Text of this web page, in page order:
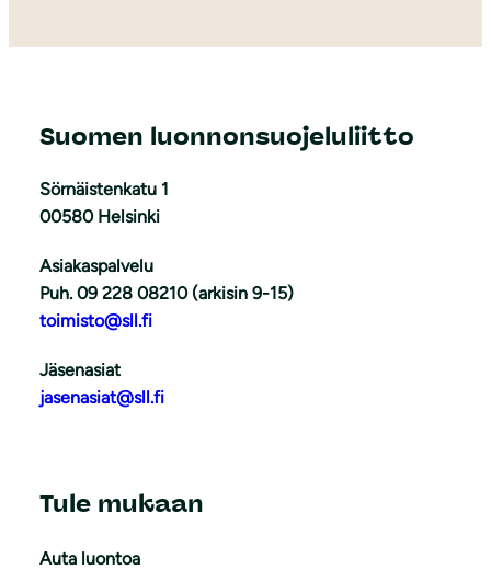
Suomen luonnonsuojeluliitto
Sörnäistenkatu 1
00580 Helsinki
Asiakaspalvelu
Puh. 09 228 08210 (arkisin 9-15)
toimisto@sll.fi
Jäsenasiat
jasenasiat@sll.fi
Tule mukaan
Auta luontoa